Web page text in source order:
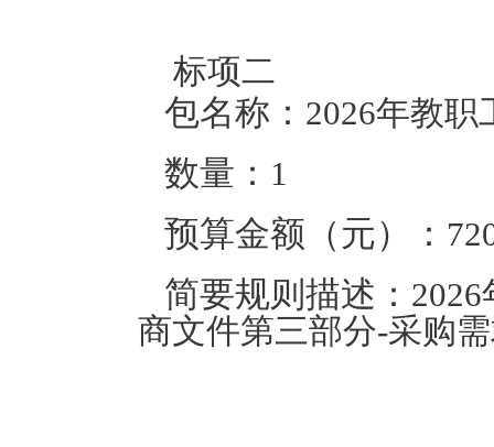
标项二
包名称： 2026年教职
数量： 1
预算金额（元）：
简要规则描述：
商文件第三部分-采购